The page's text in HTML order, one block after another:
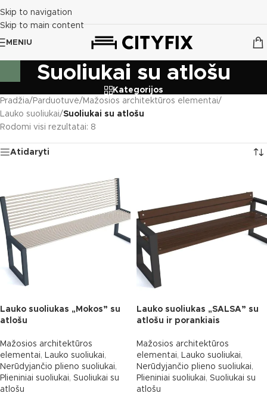
Skip to navigation
Skip to main content
MENIU
Suoliukai su atlošu
Kategorijos
Pradžia/ Parduotuvė/ Mažosios architektūros elementai/
Lauko suoliukai/Suoliukai su atlošu
Rodomi visi rezultatai: 8
Atidaryti
Lauko suoliukas „Mokos” su
atlošu
Mažosios architektūros
elementai, Lauko suoliukai,
Nerūdyjančio plieno suoliukai,
Plieniniai suoliukai, Suoliukai su
atlošu
Lauko suoliukas „SALSA” su
atlošu ir porankiais
Mažosios architektūros
elementai, Lauko suoliukai,
Nerūdyjančio plieno suoliukai,
Plieniniai suoliukai, Suoliukai su
atlošu